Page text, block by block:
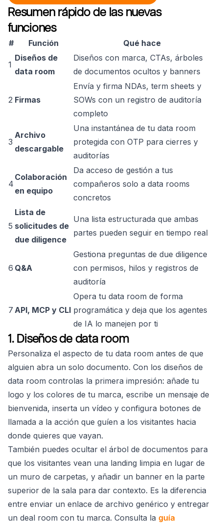
Resumen rápido de las nuevas
funciones
# Función Qué hace
1
Diseños de
data room
Diseños con marca, CTAs, árboles
de documentos ocultos y banners
2 Firmas
Envía y firma NDAs, term sheets y
SOWs con un registro de auditoría
completo
3
Archivo
descargable
Una instantánea de tu data room
protegida con OTP para cierres y
auditorías
4
Colaboración
en equipo
Da acceso de gestión a tus
compañeros solo a data rooms
concretos
5
Lista de
solicitudes de
due diligence
Una lista estructurada que ambas
partes pueden seguir en tiempo real
6 Q&A
Gestiona preguntas de due diligence
con permisos, hilos y registros de
auditoría
7 API, MCP y CLI
Opera tu data room de forma
programática y deja que los agentes
de IA lo manejen por ti
1. Diseños de data room
Personaliza el aspecto de tu data room antes de que
alguien abra un solo documento. Con los diseños de
data room controlas la primera impresión: añade tu
logo y los colores de tu marca, escribe un mensaje de
bienvenida, inserta un vídeo y configura botones de
llamada a la acción que guíen a los visitantes hacia
donde quieres que vayan.
También puedes ocultar el árbol de documentos para
que los visitantes vean una landing limpia en lugar de
un muro de carpetas, y añadir un banner en la parte
superior de la sala para dar contexto. Es la diferencia
entre enviar un enlace de archivo genérico y entregar
un deal room con tu marca. Consulta la guía